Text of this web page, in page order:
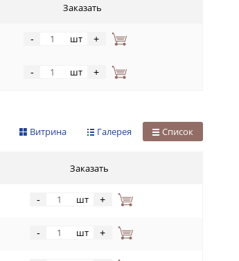
Заказать
- шт +
- шт +
Список
Галерея
Витрина
Заказать
- шт +
- шт +